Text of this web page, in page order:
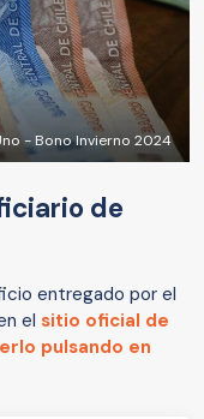
- Bono Invierno 2024
de
entregado por el
el sitio oficial de
pulsando en